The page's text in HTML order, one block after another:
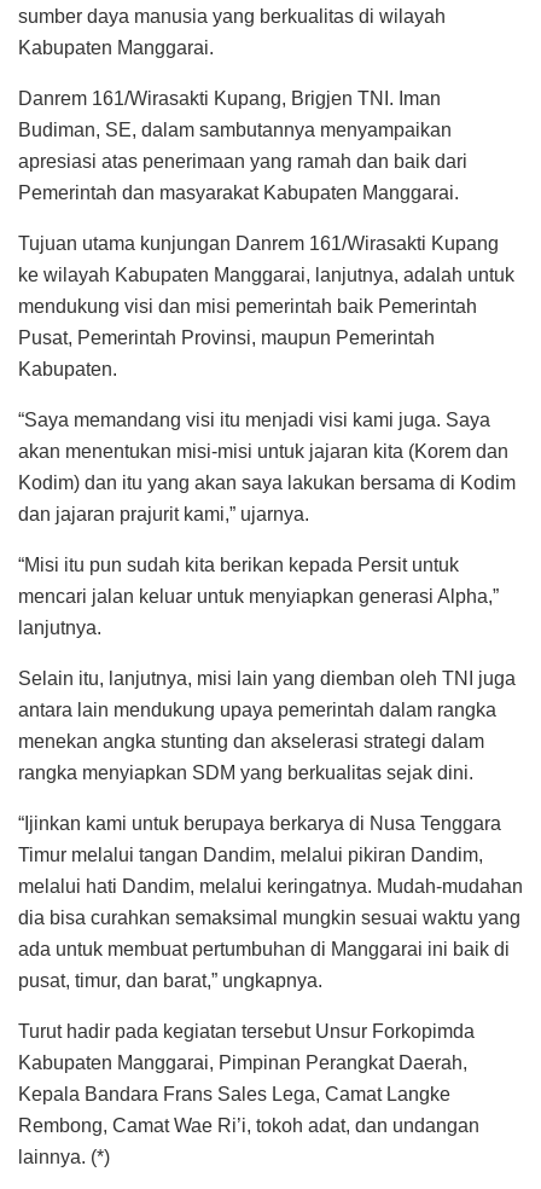
sumber daya manusia yang berkualitas di wilayah
Kabupaten Manggarai.
Danrem 161/Wirasakti Kupang, Brigjen TNI. Iman
Budiman, SE, dalam sambutannya menyampaikan
apresiasi atas penerimaan yang ramah dan baik dari
Pemerintah dan masyarakat Kabupaten Manggarai.
Tujuan utama kunjungan Danrem 161/Wirasakti Kupang
ke wilayah Kabupaten Manggarai, lanjutnya, adalah untuk
mendukung visi dan misi pemerintah baik Pemerintah
Pusat, Pemerintah Provinsi, maupun Pemerintah
Kabupaten.
“Saya memandang visi itu menjadi visi kami juga. Saya
akan menentukan misi-misi untuk jajaran kita (Korem dan
Kodim) dan itu yang akan saya lakukan bersama di Kodim
dan jajaran prajurit kami,” ujarnya.
“Misi itu pun sudah kita berikan kepada Persit untuk
mencari jalan keluar untuk menyiapkan generasi Alpha,”
lanjutnya.
Selain itu, lanjutnya, misi lain yang diemban oleh TNI juga
antara lain mendukung upaya pemerintah dalam rangka
menekan angka stunting dan akselerasi strategi dalam
rangka menyiapkan SDM yang berkualitas sejak dini.
“Ijinkan kami untuk berupaya berkarya di Nusa Tenggara
Timur melalui tangan Dandim, melalui pikiran Dandim,
melalui hati Dandim, melalui keringatnya. Mudah-mudahan
dia bisa curahkan semaksimal mungkin sesuai waktu yang
ada untuk membuat pertumbuhan di Manggarai ini baik di
pusat, timur, dan barat,” ungkapnya.
Turut hadir pada kegiatan tersebut Unsur Forkopimda
Kabupaten Manggarai, Pimpinan Perangkat Daerah,
Kepala Bandara Frans Sales Lega, Camat Langke
Rembong, Camat Wae Ri’i, tokoh adat, dan undangan
lainnya. (*)